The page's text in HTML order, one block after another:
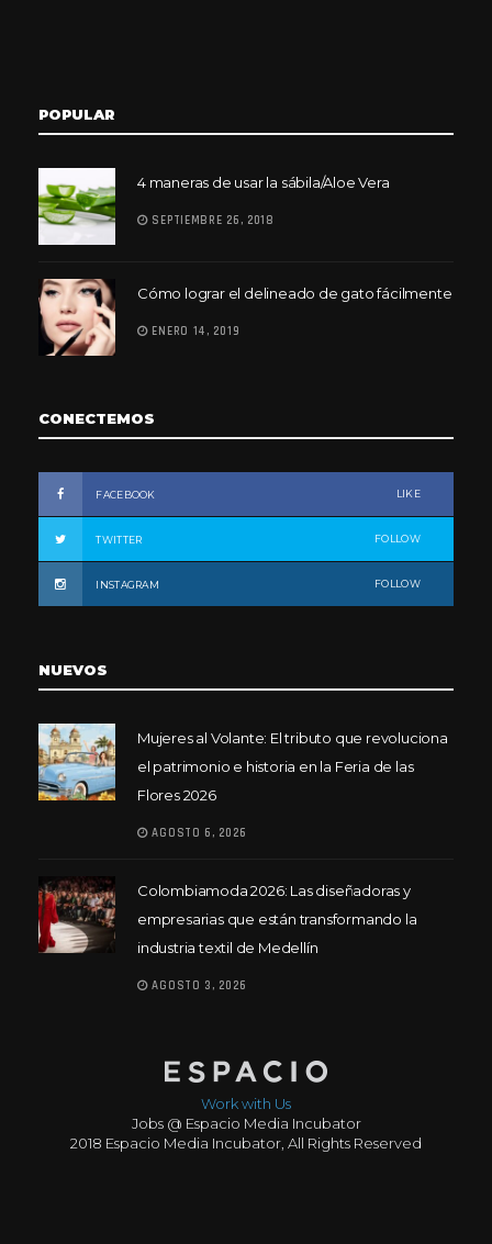
POPULAR
4 maneras de usar la sábila/Aloe Vera
SEPTIEMBRE 26, 2018
Cómo lograr el delineado de gato fácilmente
ENERO 14, 2019
CONECTEMOS
FACEBOOK LIKE
TWITTER FOLLOW
INSTAGRAM FOLLOW
NUEVOS
Mujeres al Volante: El tributo que revoluciona
el patrimonio e historia en la Feria de las
Flores 2026
AGOSTO 6, 2026
Colombiamoda 2026: Las diseñadoras y
empresarias que están transformando la
industria textil de Medellín
AGOSTO 3, 2026
Work with Us
Jobs @ Espacio Media Incubator
2018 Espacio Media Incubator, All Rights Reserved